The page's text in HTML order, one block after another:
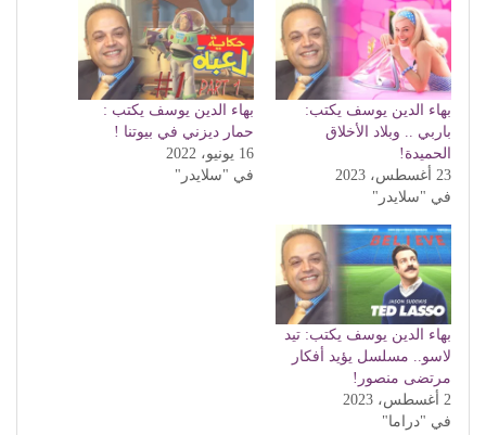
بهاء الدين يوسف يكتب:
باربي .. وبلاد الأخلاق
الحميدة!
23 أغسطس، 2023
في "سلايدر"
بهاء الدين يوسف يكتب :
حمار ديزني في بيوتنا !
16 يونيو، 2022
في "سلايدر"
بهاء الدين يوسف يكتب: تيد
لاسو.. مسلسل يؤيد أفكار
مرتضى منصور!
2 أغسطس، 2023
في "دراما"